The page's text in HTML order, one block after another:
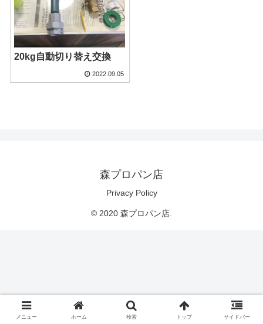
20kg自動切り替え交換
2022.09.05
森プロパン店
Privacy Policy
© 2020 森プロパン店.
メニュー ホーム 検索 トップ サイドバー